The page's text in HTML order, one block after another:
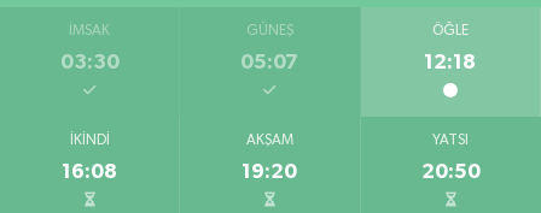
İMSAK
03:30
GÜNEŞ
05:07
ÖĞLE
12:18
İKINDI
16:08
AKŞAM
19:20
YATSI
20:50